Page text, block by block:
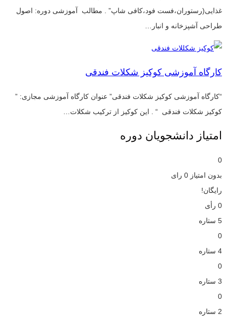
غذایی(رستوران،فست فود،کافی شاپ” . مطالب آموزشی دوره: اصول
طراحی آشپزخانه و انبار…
کارگاه آموزشی کوکیز شکلات فندقی
“کارگاه آموزشی کوکیز شکلات فندقی” عنوان کارگاه آموزشی مجازی: ”
کوکیز شکلات فندقی “ . این کوکیز از ترکیب شکلات…
امتیاز دانشجویان دوره
0
بدون امتیاز 0 رای
رایگان!
0 رأی
5 ستاره
0
4 ستاره
0
3 ستاره
0
2 ستاره